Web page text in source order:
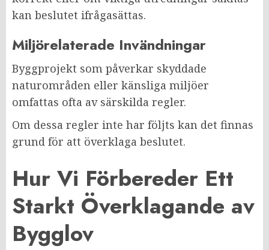
kan beslutet ifrågasättas.
Miljörelaterade Invändningar
Byggprojekt som påverkar skyddade
naturområden eller känsliga miljöer
omfattas ofta av särskilda regler.
Om dessa regler inte har följts kan det finnas
grund för att överklaga beslutet.
Hur Vi Förbereder Ett
Starkt Överklagande av
Bygglov